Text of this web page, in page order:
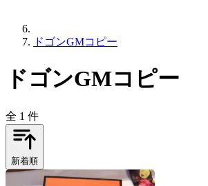
ドゴンGMコピー
ドゴンGMコピー
全 1 件
新着順